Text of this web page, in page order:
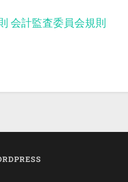
会計監査委員会規則